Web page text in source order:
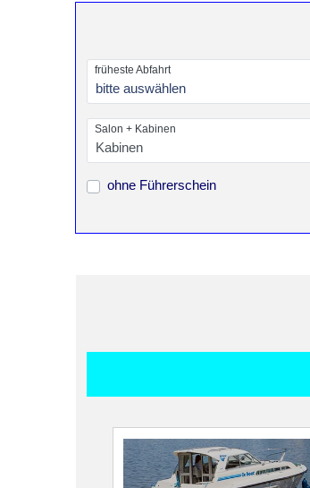
früheste Abfahrt
bitte auswählen
Salon + Kabinen
ohne Führerschein